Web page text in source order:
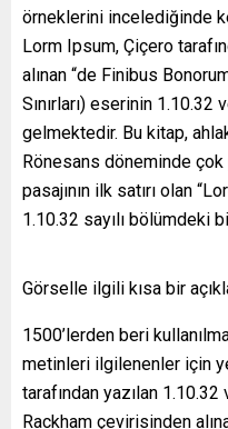
örneklerini incelediğinde
Lorm Ipsum, Çiçero
alınan “de Finibus
Sınırları) eserinin 1.10.32
gelmektedir. Bu kitap,
Rönesans döneminde
pasajının ilk satırı olan
1.10.32 sayılı bölümdeki
Görselle ilgili kısa bir
1500’lerden beri
metinleri ilgilenenler için
tarafından yazılan
Rackham çevirisinden